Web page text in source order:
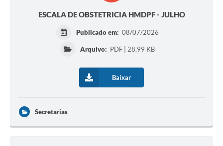
ESCALA DE OBSTETRICIA HMDPF - JULHO
Publicado em: 08/07/2026
Arquivo: PDF | 28,99 KB
Baixar
Secretarias